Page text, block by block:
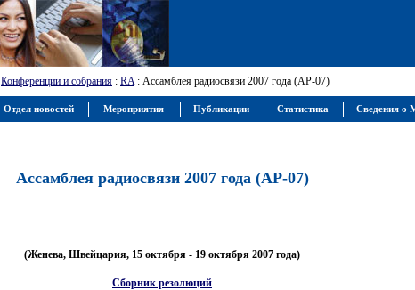
Конференции и собрания : RA: Ассамблея радиосвязи 2007 года (АР-07)
Ассамблея радиосвязи 2007 года (АР-07)
(Женева, Швейцария, 15 октября - 19 октября 2007 года)
Сборник резолюций
Отдел новостей Мероприятия Публикации Статистика Сведения о